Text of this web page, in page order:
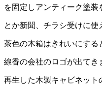
を固定しアンティーク塗装
とか新聞、チラシ受けに使
茶色の木箱はきれいにする
線香の会社のロゴが出てき
再生した木製キャビネット